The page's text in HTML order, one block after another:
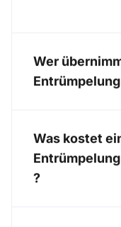
Wer
Was kostet
?